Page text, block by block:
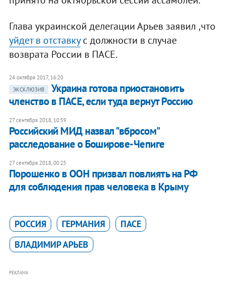
Глава украинской делегации Арьев заявил ,что
уйдет в отставкус должности в случае
возврата России в ПАСЕ.
24 октября 2017, 16:20
ЭКСКЛЮЗИВ
Украина готова приостановить
членство в ПАСЕ, если туда вернут Россию
27 сентября 2018, 10:59
Российский МИД назвал "вбросом"
расследование о Боширове-Чепиге
27 сентября 2018, 00:25
Порошенко в ООН призвал повлиять на РФ
для соблюдения прав человека в Крыму
РОССИЯ ГЕРМАНИЯ
ПАСЕ
ВЛАДИМИР АРЬЕВ
РЕКЛАМА